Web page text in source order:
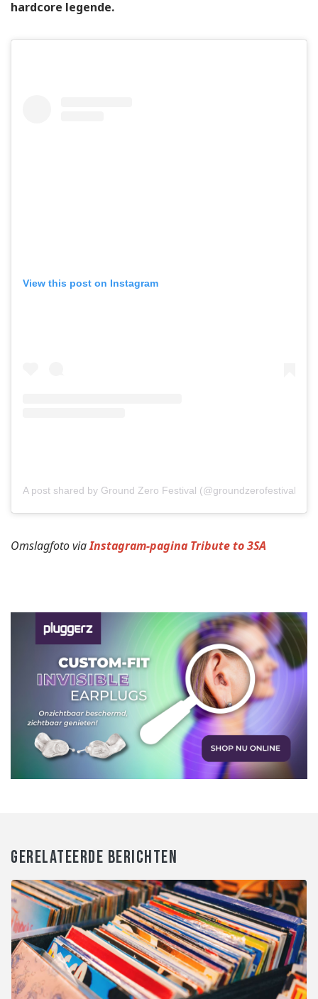
hardcore legende.
View this post on Instagram
A post shared by Ground Zero Festival (@groundzerofestival)
Omslagfoto viaInstagram-pagina Tribute to 3SA
GERELATEERDE BERICHTEN